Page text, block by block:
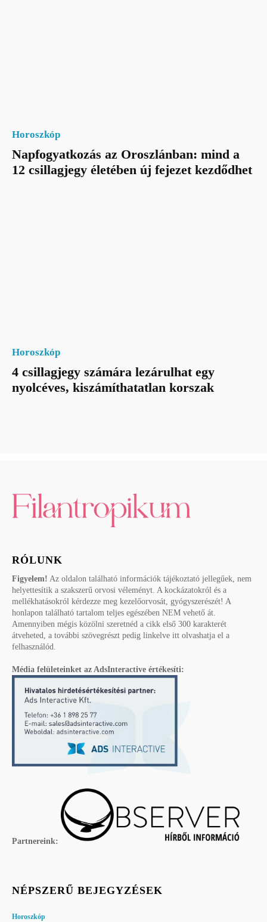
Horoszkóp
Napfogyatkozás az Oroszlánban: mind a
12 csillagjegy életében új fejezet kezdődhet
Horoszkóp
4 csillagjegy számára lezárulhat egy
nyolcéves, kiszámíthatatlan korszak
RÓLUNK
Figyelem! Az oldalon található információk tájékoztató jellegűek, nem
helyettesítik a szakszerű orvosi véleményt. A kockázatokról és a
mellékhatásokról kérdezze meg kezelőorvosát, gyógyszerészét! A
honlapon található tartalom teljes egészében NEM vehető át.
Amennyiben mégis közölni szeretnéd a cikk első 300 karakterét
átveheted, a további szövegrészt pedig linkelve itt olvashatja el a
felhasználód.
Média felületeinket az AdsInteractive értékesíti:
Partnereink:
NÉPSZERŰ BEJEGYZÉSEK
Horoszkóp